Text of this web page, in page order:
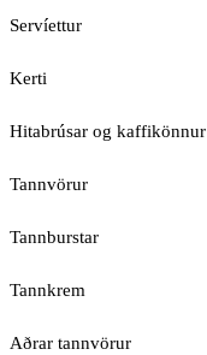
Servíettur
Kerti
Hitabrúsar og kaffikönnur
Tannvörur
Tannburstar
Tannkrem
Aðrar tannvörur